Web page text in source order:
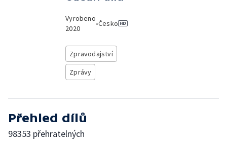
Vyrobeno
2020
•Česko
Zpravodajství
Zprávy
Přehled dílů
98353 přehratelných